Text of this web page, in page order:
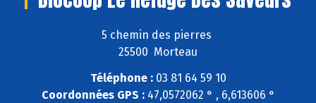
5 chemin des pierres
25500 Morteau
Téléphone :03 81 64 59 10
Coordonnées GPS :47,0572062 ° , 6,613606 °